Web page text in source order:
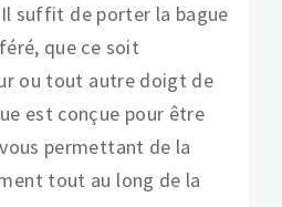
suffit de porter la bague
que ce soit
ou tout autre doigt de
est conçue pour être
permettant de la
tout au long de la